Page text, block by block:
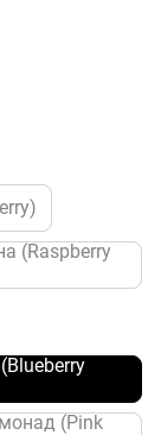
(Raspberry
(Pink